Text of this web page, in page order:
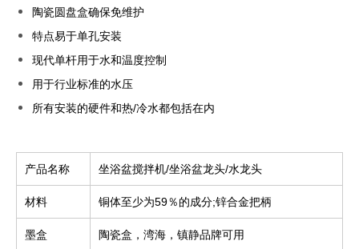
陶瓷圆盘盒确保免维护
特点易于单孔安装
现代单杆用于水和温度控制
用于行业标准的水压
所有安装的硬件和热/冷水都包括在内
产品名称 坐浴盆搅拌机/坐浴盆龙头/水龙头
材料 铜体至少为59％的成分;锌合金把柄
墨盒 陶瓷盒，湾海，镇静品牌可用